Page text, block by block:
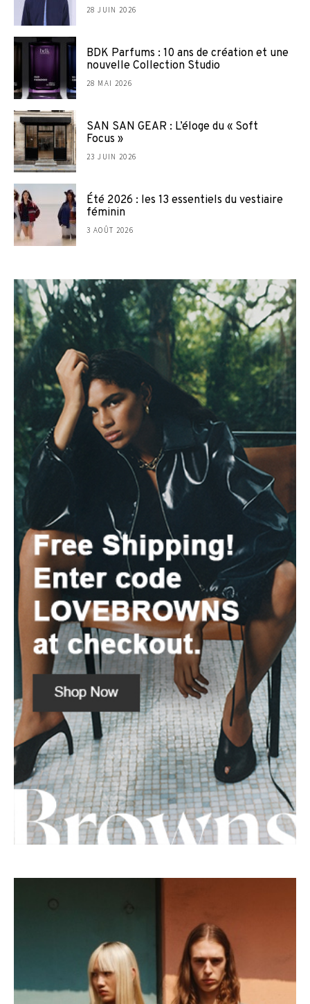
28 JUIN 2026
BDK Parfums : 10 ans de création et une
nouvelle Collection Studio
28 MAI 2026
SAN SAN GEAR : L’éloge du « Soft
Focus »
23 JUIN 2026
Été 2026 : les 13 essentiels du vestiaire
féminin
3 AOÛT 2026